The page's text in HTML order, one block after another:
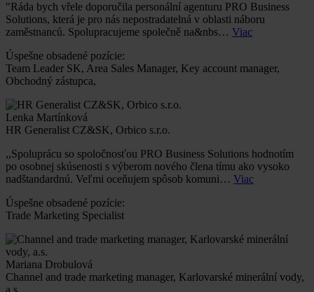
"Ráda bych vřele doporučila personální agenturu PRO Business
Solutions, která je pro nás nepostradatelná v oblasti náboru
zaměstnanců. Spolupracujeme společně na&nbs… Viac
Úspešne obsadené pozície:
Team Leader SK, Area Sales Manager, Key account manager,
Obchodný zástupca,
Lenka Martínková
HR Generalist CZ&SK, Orbico s.r.o.
,,Spoluprácu so spoločnosťou PRO Business Solutions hodnotím
po osobnej skúsenosti s výberom nového člena tímu ako vysoko
nadštandardnú. Veľmi oceňujem spôsob komuni… Viac
Úspešne obsadené pozície:
Trade Marketing Specialist
Mariana Drobulová
Channel and trade marketing manager, Karlovarské minerální vody,